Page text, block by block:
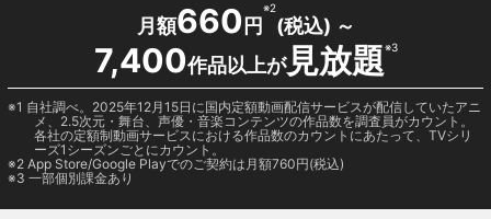
月額660 円
※2
(税込) ～
7,400作品以上が見放題※3
1 自社調べ。2025年12月15日に国内定額動画配信サービスが配信していたアニ
メ、2.5次元・舞台、声優・音楽コンテンツの作品数を調査員がカウント。
各社の定額制動画サービスにおける作品数のカウントにあたって、TVシリ
ーズ1シーズンごとにカウント。
2 App Store/Google Playでのご契約は月額760円(税込)
3 一部個別課金あり